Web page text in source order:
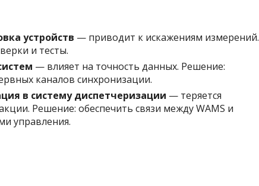
устройств — приводит к искажениям измерений.
и тесты.
— влияет на точность данных. Решение:
каналов синхронизации.
в систему диспетчеризации — теряется
Решение: обеспечить связи между WAMS и
управления.